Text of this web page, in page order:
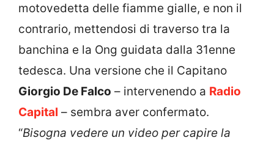
motovedetta delle fiamme gialle, e non il
contrario, mettendosi di traverso tra la
banchina e la Ong guidata dalla 31enne
tedesca. Una versione che il Capitano
Giorgio De Falco – intervenendo a Radio
Capital – sembra aver confermato.
“Bisogna vedere un video per capire la